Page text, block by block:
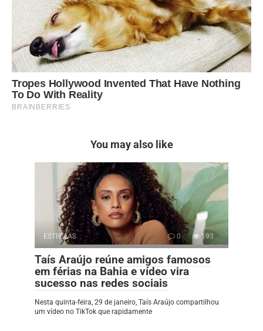
You may also like
ESTRELAS 0 193
Taís Araújo reúne amigos famosos
em férias na Bahia e vídeo vira
sucesso nas redes sociais
Nesta quinta-feira, 29 de janeiro, Taís Araújo compartilhou
um vídeo no TikTok que rapidamente